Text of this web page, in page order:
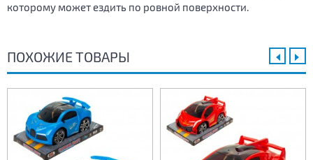
которому может ездить по ровной поверхности.
ПОХОЖИЕ ТОВАРЫ